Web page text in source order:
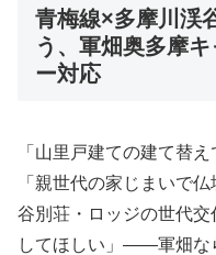
青梅線×多摩川渓
う、軍畑奥多摩
ー対応
「山里戸建ての建て替
「親世代の家じまいで
谷別荘・ロッジの世代
してほしい」――軍畑な